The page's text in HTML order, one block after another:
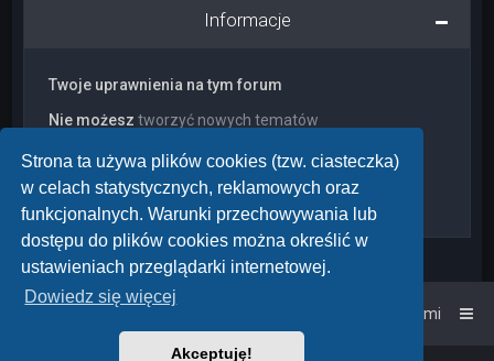
Strona ta używa plików cookies (tzw. ciasteczka)
w celach statystycznych, reklamowych oraz
funkcjonalnych. Warunki przechowywania lub
dostępu do plików cookies można określić w
ustawieniach przeglądarki internetowej.
Dowiedz się więcej
Akceptuję!
Informacje
Twoje uprawnienia na tym forum
Nie możesz tworzyć nowych tematów
Nie możeszzmieniać swoich postów
Nie możesz
usuwać swoich postów
Nie możeszdodawać załączników
Kontakt z nami